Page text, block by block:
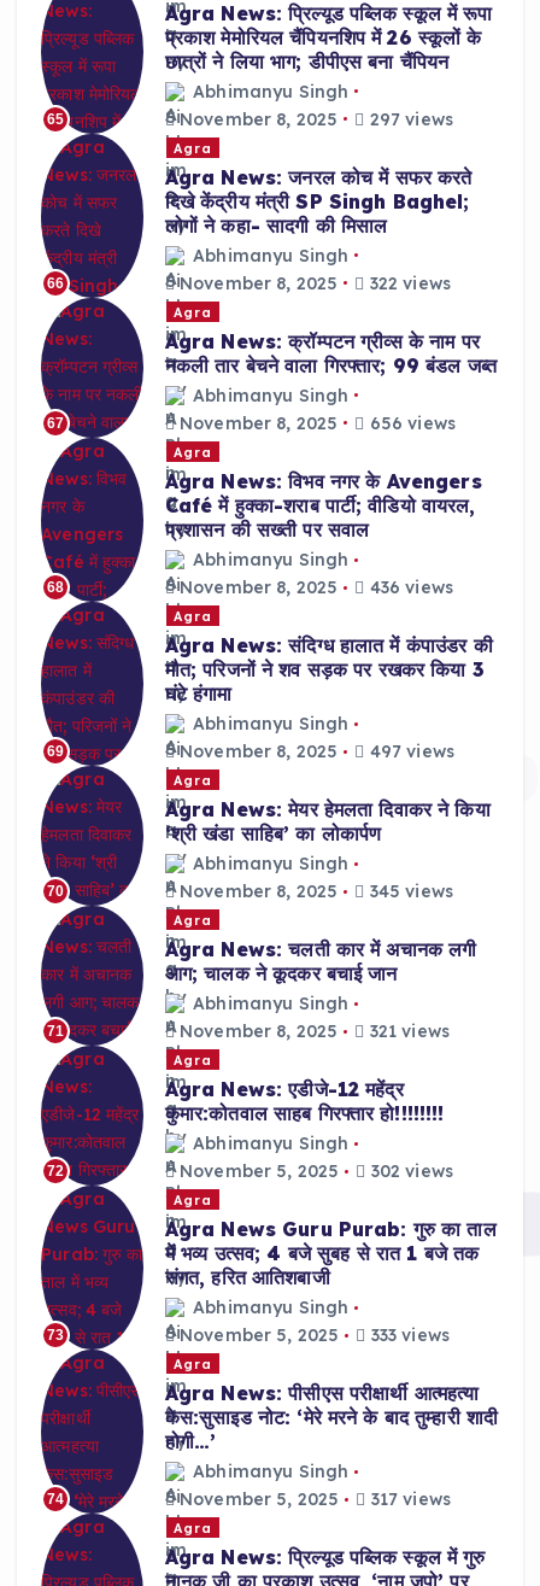
65
Agra News: प्रिल्यूड पब्लिक स्कूल में रूपा
प्रकाश मेमोरियल चैंपियनशिप में 26 स्कूलों के
छात्रों ने लिया भाग; डीपीएस बना चैंपियन
Abhimanyu Singh
November 8, 2025
297 views
66
Agra
Agra News: जनरल कोच में सफर करते
दिखे केंद्रीय मंत्री SP Singh Baghel;
लोगों ने कहा- सादगी की मिसाल
Abhimanyu Singh
November 8, 2025
322 views
67
Agra
Agra News: क्रॉम्पटन ग्रीव्स के नाम पर
नकली तार बेचने वाला गिरफ्तार; 99 बंडल जब्त
Abhimanyu Singh
November 8, 2025
656 views
68
Agra
Agra News: विभव नगर के Avengers
Café में हुक्का-शराब पार्टी; वीडियो वायरल,
प्रशासन की सख्ती पर सवाल
Abhimanyu Singh
November 8, 2025
436 views
69
Agra
Agra News: संदिग्ध हालात में कंपाउंडर की
मौत; परिजनों ने शव सड़क पर रखकर किया 3
घंटे हंगामा
Abhimanyu Singh
November 8, 2025
497 views
70
Agra
Agra News: मेयर हेमलता दिवाकर ने किया
‘श्री खंडा साहिब’ का लोकार्पण
Abhimanyu Singh
November 8, 2025
345 views
71
Agra
Agra News: चलती कार में अचानक लगी
आग; चालक ने कूदकर बचाई जान
Abhimanyu Singh
November 8, 2025
321 views
72
Agra
Agra News: एडीजे-12 महेंद्र
कुमार:कोतवाल साहब गिरफ्तार हो!!!!!!!!
Abhimanyu Singh
November 5, 2025
302 views
73
Agra
Agra News Guru Purab: गुरु का ताल
में भव्य उत्सव; 4 बजे सुबह से रात 1 बजे तक
संगत, हरित आतिशबाजी
Abhimanyu Singh
November 5, 2025
333 views
74
Agra
Agra News: पीसीएस परीक्षार्थी आत्महत्या
केस:सुसाइड नोट: ‘मेरे मरने के बाद तुम्हारी शादी
होगी…’
Abhimanyu Singh
November 5, 2025
317 views
Agra
Agra News: प्रिल्यूड पब्लिक स्कूल में गुरु